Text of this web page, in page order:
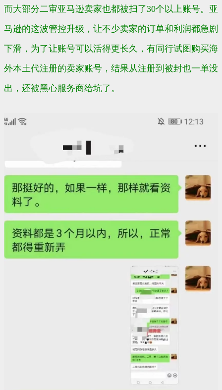
而大部分二审亚马逊卖家也都被扫了30个以上账号。亚
马逊的这波管控升级，让不少卖家的订单和利润都急剧
下滑，为了让账号可以活得更长久，有同行试图购买海
外本土代注册的卖家账号，结果从注册到被封也一单没
出，还被黑心服务商给坑了。